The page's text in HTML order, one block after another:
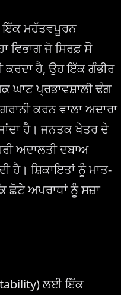
ਇੱਕ ਮਹੱਤਵਪੂਰਨ
ਵਿਭਾਗ ਜੋ ਸਿਰਫ਼ ਸੌ
ਕਰਦਾ ਹੈ, ਉਹ ਇੱਕ ਗੰਭੀਰ
ਘਾਟ ਪ੍ਰਭਾਵਸ਼ਾਲੀ ਢੰਗ
ਕਰਨ ਵਾਲਾ ਅਦਾਰਾ
ਹੈ। ਜਨਤਕ ਖੇਤਰ ਦੇ
ਅਦਾਲਤੀ ਦਬਾਅ
ਹੈ। ਸ਼ਿਕਾਇਤਾਂ ਨੂੰ ਮਾਤ-
ਛੋਟੇ ਅਪਰਾਧਾਂ ਨੂੰ ਸਜ਼ਾ
ਲਈ ਇੱਕ